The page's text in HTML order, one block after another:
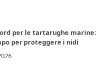
per le tartarughe marine:
per proteggere i nidi